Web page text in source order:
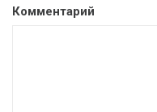
Комментарий